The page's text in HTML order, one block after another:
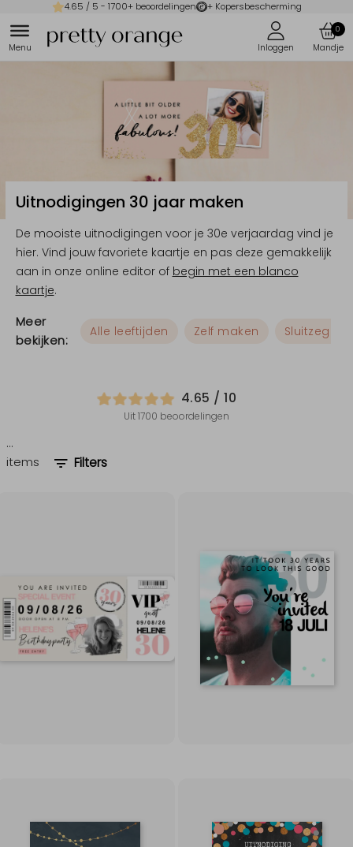
4.65 / 5 - 1700+ beoordelingen + Kopersbescherming
0
Uitnodigingen 30 jaar maken
De mooiste uitnodigingen voor je 30e verjaardag vind je
hier. Vind jouw favoriete kaartje en pas deze gemakkelijk
aan in onze online editor of begin met een blanco
kaartje.
Meer
bekijken:
Alle leeftijden Zelf maken Sluitzegels
4.65 / 10
Uit1700 beoordelingen
…
items
Filters